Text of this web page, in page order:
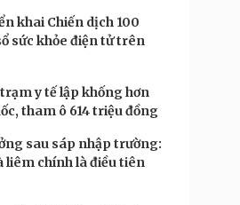
khai Chiến dịch 100
sức khỏe điện tử trên
y tế lập khống hơn
tham ô 614 triệu đồng
sau sáp nhập trường:
liêm chính là điều tiên